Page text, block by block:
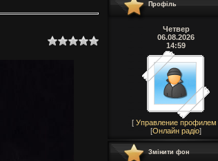
Профіль
Четвер
06.08.2026
14:59
[ Управление профилем
[Онлайн радіо]
Змінити фон